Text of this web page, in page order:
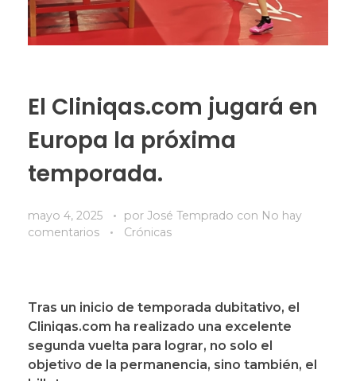
El Cliniqas.com jugará en
Europa la próxima
temporada.
mayo 4, 2025 por José Temprado con No hay
comentarios
Crónicas
Tras un inicio de temporada dubitativo, el
Cliniqas.com ha realizado una excelente
segunda vuelta para lograr, no solo el
objetivo de la permanencia, sino también, el